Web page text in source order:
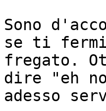
Sono
se ti
fregato.
dire "eh
adesso